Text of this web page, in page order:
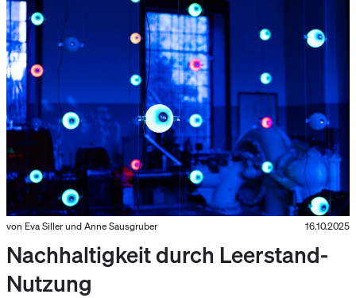
von Eva Siller und Anne Sausgruber 16.10.2025
Nachhaltigkeit durch Leerstand-
Nutzung